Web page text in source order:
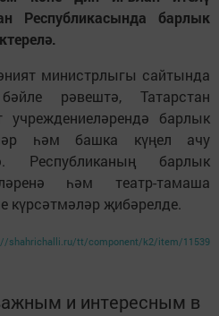
Республикасында барлык
министрлыгы сайтында
рәвештә, Татарстан
учреждениеләрендә барлык
һәм башка күңел ачу
Республиканың барлык
һәм театр-тамаша
күрсәтмәләр җибәрелде.
shahrichalli.ru/tt/component/k2/item/11539
и интересным в